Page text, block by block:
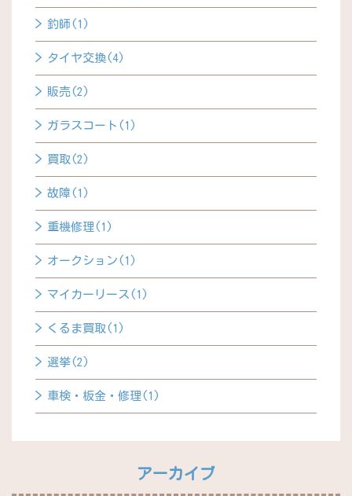
釣師(1)
タイヤ交換(4)
販売(2)
ガラスコート(1)
買取(2)
故障(1)
重機修理(1)
オークション(1)
マイカーリース(1)
くるま買取(1)
選挙(2)
車検・板金・修理(1)
アーカイブ